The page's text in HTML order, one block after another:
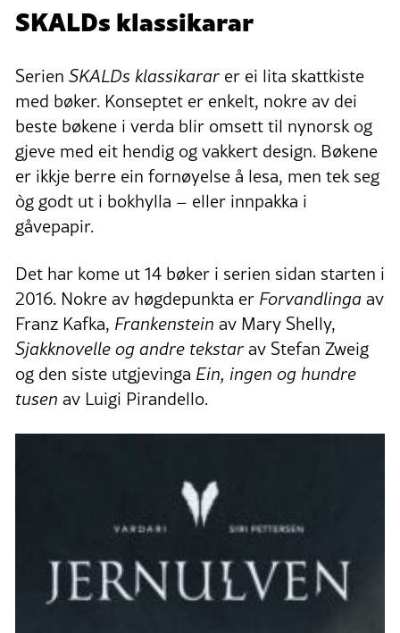
SKALDs klassikarar
Serien SKALDs klassikarar er ei lita skattkiste
med bøker. Konseptet er enkelt, nokre av dei
beste bøkene i verda blir omsett til nynorsk og
gjeve med eit hendig og vakkert design. Bøkene
er ikkje berre ein fornøyelse å lesa, men tek seg
òg godt ut i bokhylla – eller innpakka i
gåvepapir.
Det har kome ut 14 bøker i serien sidan starten i
2016. Nokre av høgdepunkta er Forvandlinga av
Franz Kafka, Frankenstein av Mary Shelly,
Sjakknovelleog andre tekstarav Stefan Zweig
og den siste utgjevinga Ein, ingen og hundre
tusen av Luigi Pirandello.